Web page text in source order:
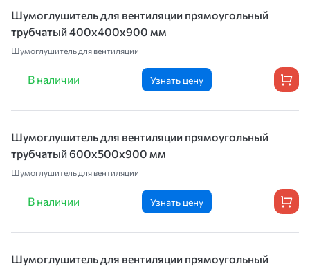
Шумоглушитель для вентиляции прямоугольный
трубчатый 400х400х900 мм
Шумоглушитель для вентиляции
В наличии Узнать цену
Шумоглушитель для вентиляции прямоугольный
трубчатый 600х500х900 мм
Шумоглушитель для вентиляции
В наличии Узнать цену
Шумоглушитель для вентиляции прямоугольный